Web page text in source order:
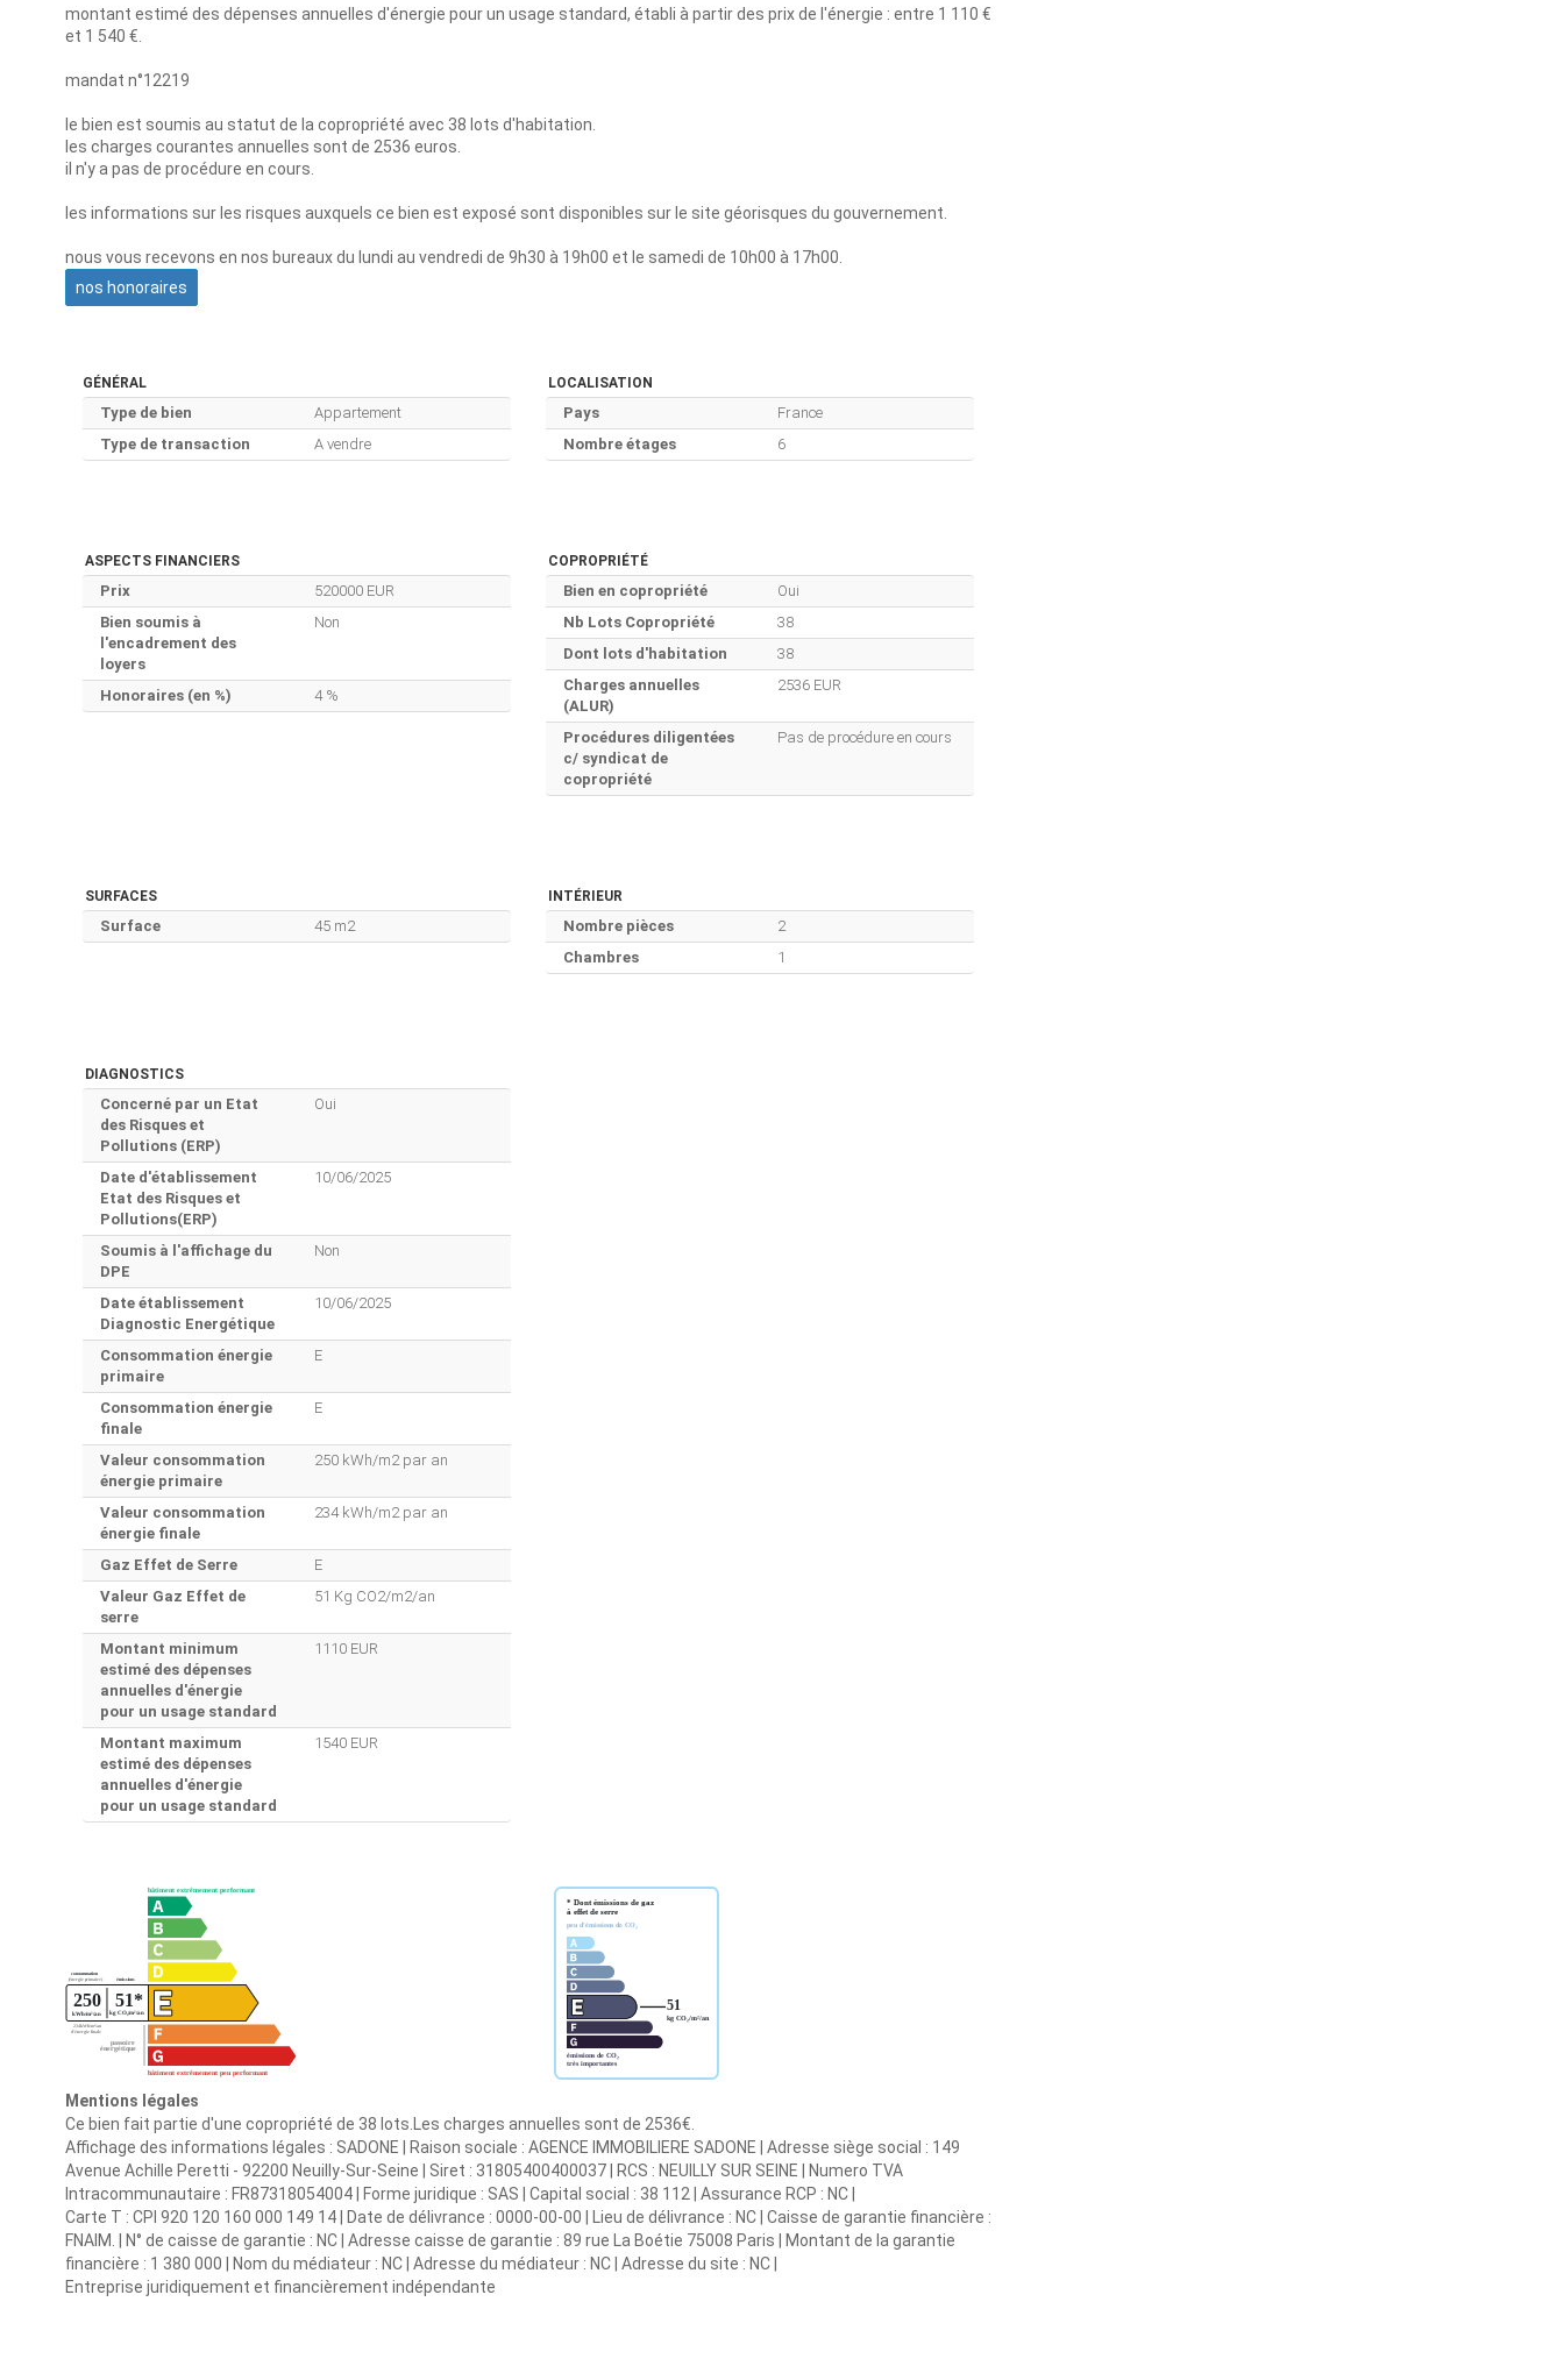
montant estimé des dépenses annuelles d'énergie pour un usage standard, établi à partir des prix de l'énergie : entre 1 110 €
et 1 540 €.
mandat n°12219
le bien est soumis au statut de la copropriété avec 38 lots d'habitation.
les charges courantes annuelles sont de 2536 euros.
il n'y a pas de procédure en cours.
les informations sur les risques auxquels ce bien est exposé sont disponibles sur le site géorisques du gouvernement.
nous vous recevons en nos bureaux du lundi au vendredi de 9h30 à 19h00 et le samedi de 10h00 à 17h00.
nos honoraires
GÉNÉRAL
Type de bien
Appartement
Type de transaction
A vendre
LOCALISATION
Pays
France
Nombre étages
6
ASPECTS FINANCIERS
Prix
520000 EUR
Bien soumis à
l'encadrement des
loyers
Non
Honoraires (en %) 4 %
COPROPRIÉTÉ
Bien en copropriété
Oui
Nb Lots Copropriété
38
Dont lots d'habitation
38
Charges annuelles
(ALUR)
2536 EUR
Procédures diligentées
c/ syndicat de
copropriété
Pas de procédure en cours
SURFACES
Surface 45 m2
INTÉRIEUR
Nombre pièces
2
Chambres
1
DIAGNOSTICS
Concerné par un Etat
des Risques et
Pollutions (ERP)
Oui
Date d'établissement
Etat des Risques et
Pollutions(ERP)
10/06/2025
Soumis à l'affichage du
DPE
Non
Date établissement
Diagnostic Energétique
10/06/2025
Consommation énergie
primaire
E
Consommation énergie
finale
E
Valeur consommation
énergie primaire
250 kWh/m2 par an
Valeur consommation
énergie finale
234 kWh/m2 par an
Gaz Effet de Serre
E
Valeur Gaz Effet de
serre
51 Kg CO2/m2/an
Montant minimum
estimé des dépenses
annuelles d'énergie
pour un usage standard
1110 EUR
Montant maximum
estimé des dépenses
annuelles d'énergie
pour un usage standard
1540 EUR
Mentions légales
Ce bien fait partie d'une copropriété de 38 lots.Les charges annuelles sont de 2536€.
Affichage des informations légales : SADONE | Raison sociale : AGENCE IMMOBILIERE SADONE | Adresse siège social : 149
Avenue Achille Peretti - 92200 Neuilly-Sur-Seine | Siret : 31805400400037 | RCS : NEUILLY SUR SEINE | Numero TVA
Intracommunautaire : FR87318054004 | Forme juridique : SAS | Capital social : 38 112 | Assurance RCP : NC |
Carte T : CPI 920 120 160 000 149 14 | Date de délivrance : 0000-00-00 | Lieu de délivrance : NC | Caisse de garantie financière :
FNAIM. | N° de caisse de garantie : NC | Adresse caisse de garantie : 89 rue La Boétie 75008 Paris | Montant de la garantie
financière : 1 380 000 | Nom du médiateur : NC | Adresse du médiateur : NC | Adresse du site : NC |
Entreprise juridiquement et financièrement indépendante